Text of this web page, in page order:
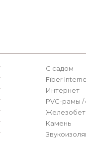
С садом
Fiber
Интернет
PVC-рамы /
Камень